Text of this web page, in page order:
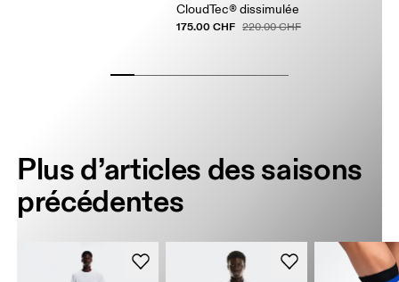
CloudTec® dissimulée
175.00 CHF 220.00 CHF
Plus d’articles des saisons
précédentes